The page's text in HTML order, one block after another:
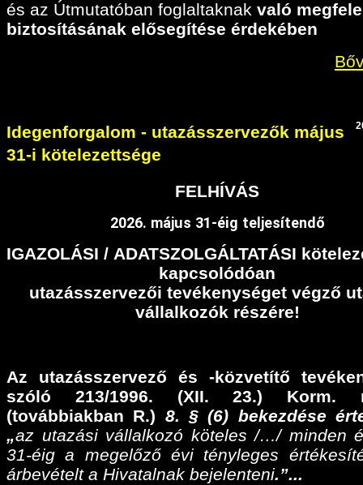
és az Útmutatóban foglaltaknak való
biztosításának elősegítése érdekében
Idegenforgalom - utazásszervezők május
31-i kötelezettsége
FELHÍVÁS
2026. május 31-éig teljesítendő
IGAZOLÁSI / ADATSZOLGÁLTATÁSI
kapcsolódóan
utazásszervezői tevékenységet végző
vállalkozók részére!
Az utazásszervező és -közvetítő
szóló 213/1996. (XII. 23.) Korm.
(továbbiakban R.) 8. § (6) bekezdése
„az utazási vállalkozó köteles /…/ minden
31-éig a megelőző évi tényleges
árbevételt a Hivatalnak bejelenteni.”...